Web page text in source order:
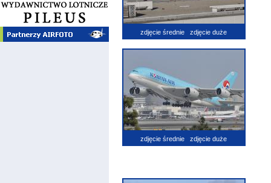
zdjęcie średnie zdjęcie duże
zdjęcie średnie zdjęcie duże